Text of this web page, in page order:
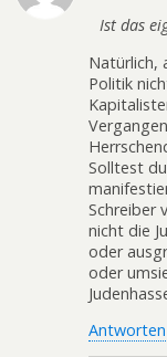
Ist das
Natürlich,
Politik
Solltest
Schreiber
nicht die
oder
oder
Antworten